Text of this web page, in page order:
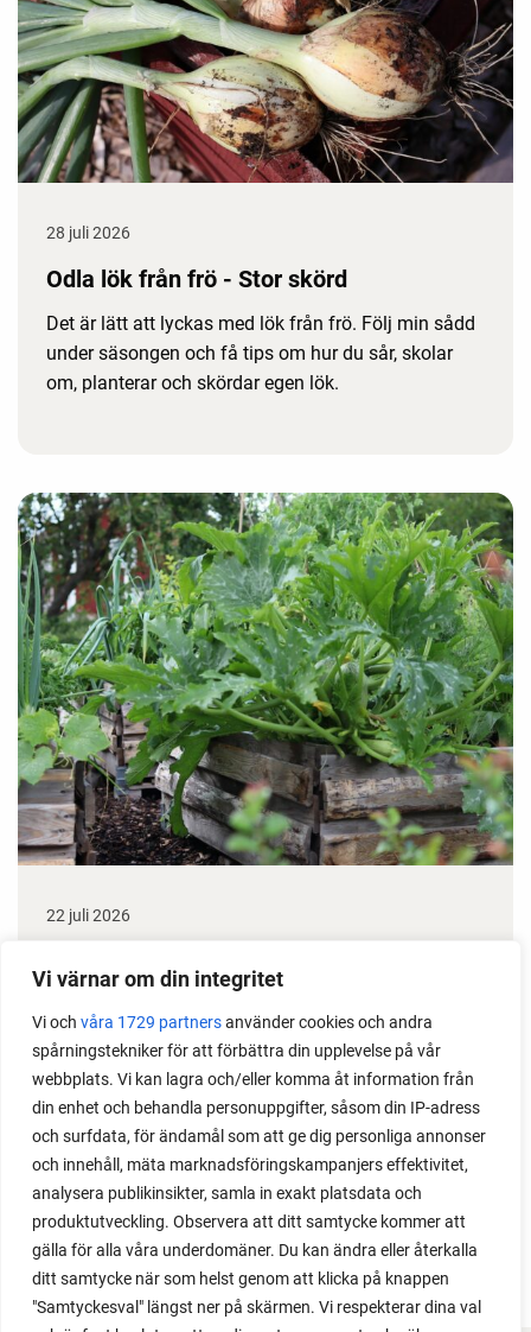
Vi värnar om din integritet
Vi och våra 1729 partnersanvänder cookies och andra
spårningstekniker för att förbättra din upplevelse på vår
webbplats. Vi kan lagra och/eller komma åt information från
din enhet och behandla personuppgifter, såsom din IP-adress
och surfdata, för ändamål som att ge dig personliga annonser
och innehåll, mäta marknadsföringskampanjers effektivitet,
analysera publikinsikter, samla in exakt platsdata och
produktutveckling. Observera att ditt samtycke kommer att
gälla för alla våra underdomäner. Du kan ändra eller återkalla
ditt samtycke när som helst genom att klicka på knappen
"Samtyckesval" längst ner på skärmen. Vi respekterar dina val
28 juli 2026
Odla lök från frö - Stor skörd
Det är lätt att lyckas med lök från frö. Följ min sådd
under säsongen och få tips om hur du sår, skolar
om, planterar och skördar egen lök.
22 juli 2026
växter i en pallkrage tillsammans med andra växter.
Perfekt om du vill odla mycket i på liten yta.